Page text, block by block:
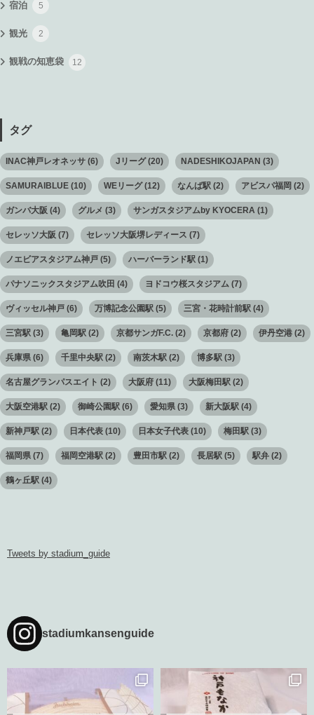
宿泊 5
観光 2
観戦の知恵袋 12
タグ
INAC神戸レオネッサ (6) Jリーグ(20) NADESHIKOJAPAN (3)
SAMURAIBLUE (10) WEリーグ(12) なんば駅 (2) アビスパ福岡 (2)
ガンバ大阪 (4) グルメ (3) サンガスタジアムby KYOCERA (1)
セレッソ大阪 (7) セレッソ大阪堺レディース (7)
ノエビアスタジアム神戸 (5) ハーバーランド駅 (1)
パナソニックスタジアム吹田 (4) ヨドコウ桜スタジアム (7)
ヴィッセル神戸 (6) 万博記念公園駅 (5) 三宮・花時計前駅 (4)
三宮駅 (3) 亀岡駅 (2) 京都サンガF.C. (2) 京都府 (2) 伊丹空港 (2)
兵庫県 (6) 千里中央駅 (2) 南茨木駅 (2) 博多駅 (3)
名古屋グランパスエイト (2) 大阪府 (11) 大阪梅田駅 (2)
大阪空港駅 (2) 御崎公園駅 (6) 愛知県 (3) 新大阪駅 (4)
新神戸駅 (2) 日本代表 (10) 日本女子代表 (10) 梅田駅 (3)
福岡県 (7) 福岡空港駅 (2) 豊田市駅 (2) 長居駅 (5) 駅弁 (2)
鶴ヶ丘駅 (4)
Tweets by stadium_guide
stadiumkansenguide